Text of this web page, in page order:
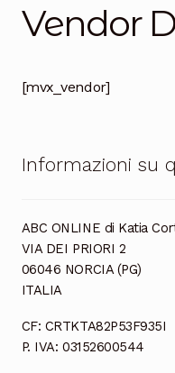
Tartufi
Legumi
Miele
Birra e Vino
Pasta
Vendor
[mvx_vendor]
Informazioni su
ABC ONLINE di Katia
VIA DEI PRIORI 2
06046 NORCIA (PG)
ITALIA
CF: CRTKTA82P53F935I
P. IVA: 03152600544